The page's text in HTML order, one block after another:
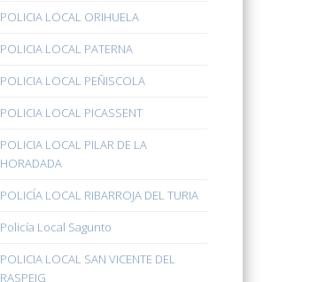
POLICIA LOCAL ORIHUELA
POLICIA LOCAL PATERNA
POLICIA LOCAL PEÑISCOLA
POLICIA LOCAL PICASSENT
POLICIA LOCAL PILAR DE LA
HORADADA
POLICÍA LOCAL RIBARROJA DEL TURIA
Policía Local Sagunto
POLICIA LOCAL SAN VICENTE DEL
RASPEIG